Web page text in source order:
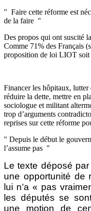
Faire cette réforme est
de la faire
Des propos qui ont suscité
Comme 71% des Français
proposition de loi LIOT soit
Financer les hôpitaux,
réduire la dette, mettre en
sociologue et militant
trop d’arguments
reprises sur cette réforme
Depuis le début le
l’assume pas
Le texte déposé
une opportunité de
lui n’a « pas
les députés se
une motion de